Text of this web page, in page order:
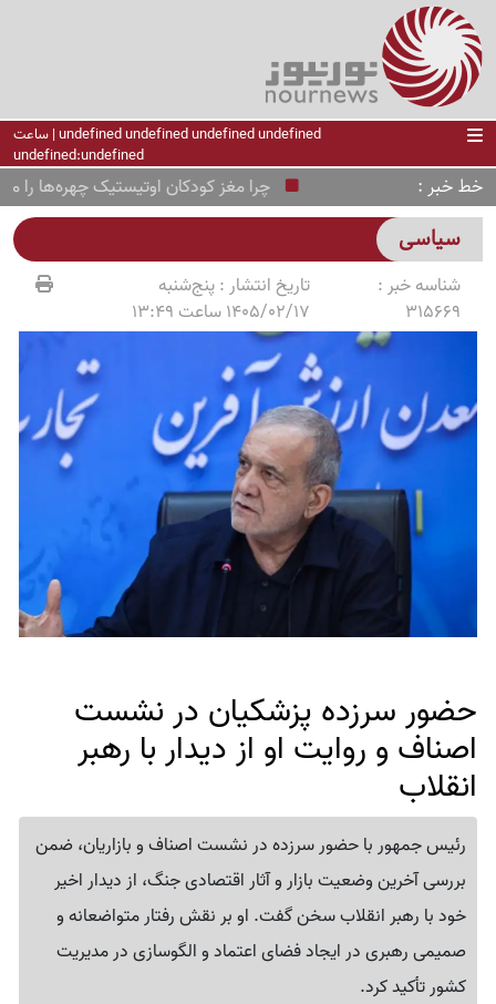
undefined undefined undefined undefined | ساعت
undefined:undefined
خط خبر چرا مغز کودکان اوتیستیک چهره‌ها را
سیاسی
شناسه خبر :
315669
تاریخ انتشار :پنج‌شنبه
1405/02/17 ساعت 13:49
حضور سرزده پزشکیان در نشست
اصناف و روایت او از دیدار با رهبر
انقلاب
رئیس جمهور با حضور سرزده در نشست اصناف و بازاریان، ضمن
بررسی آخرین وضعیت بازار و آثار اقتصادی جنگ، از دیدار اخیر
خود با رهبر انقلاب سخن گفت. او بر نقش رفتار متواضعانه و
صمیمی رهبری در ایجاد فضای اعتماد و الگوسازی در مدیریت
کشور تأکید کرد.